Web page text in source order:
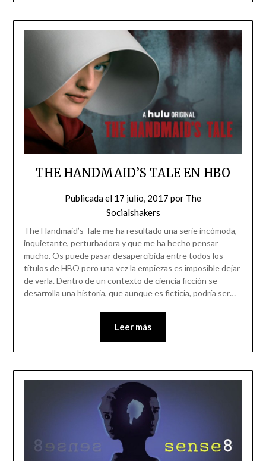
THE HANDMAID’S TALE EN HBO
Publicada el 17 julio, 2017 por The
Socialshakers
The Handmaid’s Tale me ha resultado una serie incómoda,
inquietante, perturbadora y que me ha hecho pensar
mucho. Os puede pasar desapercibida entre todos los
títulos de HBO pero una vez la empiezas es imposible dejar
de verla. Dentro de un contexto de ciencia ficción se
desarrolla una historia, que aunque es ficticia, podría ser…
Leer más